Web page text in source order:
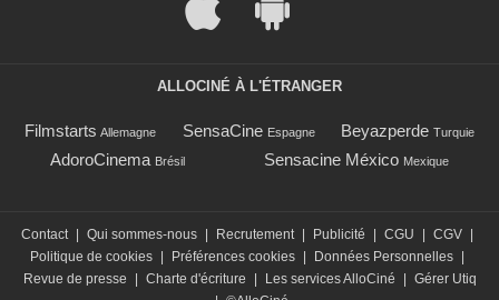
ALLOCINÉ À L'ÉTRANGER
Filmstarts Allemagne SensaCine Espagne Beyazperde Turquie
AdoroCinema Brésil Sensacine México Mexique
Contact Qui sommes-nous Recrutement Publicité CGU CGV
Politique de cookies
Préférences cookies Données Personnelles
Revue de presse
Charte d'écriture Les services AlloCiné
Gérer Utiq